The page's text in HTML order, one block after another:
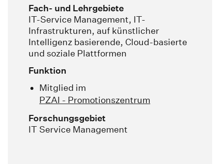
Fach- und Lehrgebiete
IT-Service Management, IT-
Infrastrukturen, auf künstlicher
Intelligenz basierende, Cloud-basierte
und soziale Plattformen
Funktion
Mitglied im
PZAI - Promotionszentrum
Forschungsgebiet
IT Service Management